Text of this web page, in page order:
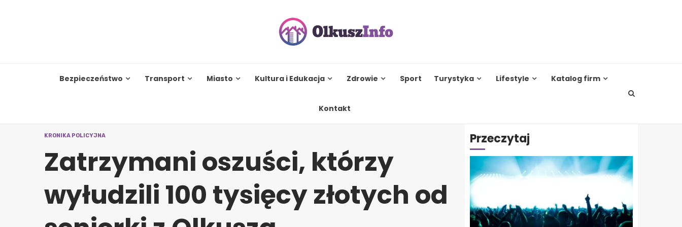
Bezpieczeństwo Transport Miasto Kultura i Edukacja Zdrowie Sport Turystyka Lifestyle Katalog firm
Kontakt
KRONIKA POLICYJNA
Zatrzymani oszuści, którzy
wyłudzili 100 tysięcy złotych od
Przeczytaj